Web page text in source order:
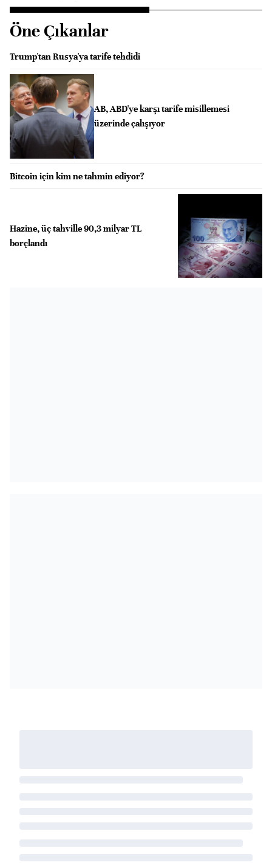
Öne Çıkanlar
Trump'tan Rusya'ya tarife tehdidi
AB, ABD'ye karşı tarife misillemesi
üzerinde çalışıyor
Bitcoin için kim ne tahmin ediyor?
Hazine, üç tahville 90,3 milyar TL
borçlandı